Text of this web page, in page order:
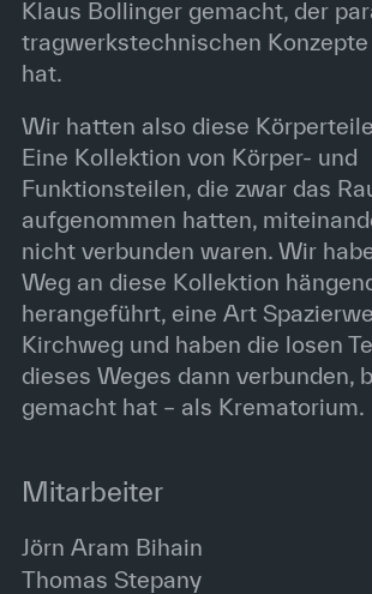
Klaus Bollinger gemacht, der
tragwerkstechnischen
hat.
Wir hatten also diese
Eine Kollektion von Körper- und
Funktionsteilen, die zwar das
aufgenommen hatten,
nicht verbunden waren. Wir
Weg an diese Kollektion
herangeführt, eine Art
Kirchweg und haben die losen
dieses Weges dann verbunden,
gemacht hat – als Krematorium.
Mitarbeiter
Jörn Aram Bihain
Thomas Stepany